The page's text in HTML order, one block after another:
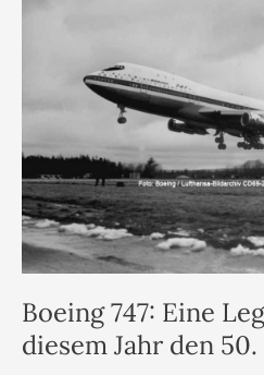
Boeing 747: Eine
diesem Jahr den